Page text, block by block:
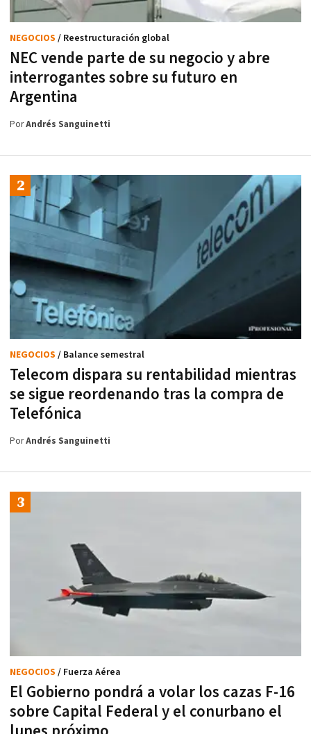
NEC vende parte de su negocio y abre
interrogantes sobre su futuro en
Argentina
NEGOCIOS / Reestructuración global
PorAndrés Sanguinetti
Telecom dispara su rentabilidad mientras
se sigue reordenando tras la compra de
Telefónica
NEGOCIOS / Balance semestral
PorAndrés Sanguinetti
El Gobierno pondrá a volar los cazas F-16
sobre Capital Federal y el conurbano el
NEGOCIOS / Fuerza Aérea